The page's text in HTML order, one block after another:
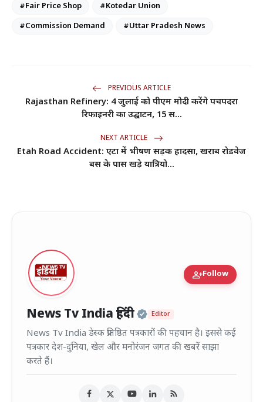
#Fair Price Shop
#Kotedar Union
#Commission Demand
#Uttar Pradesh News
PREVIOUS ARTICLE
Rajasthan Refinery: 4 जुलाई को पीएम मोदी करेंगे पचपदरा
रिफाइनरी का उद्घाटन, 15 स...
NEXT ARTICLE
Etah Road Accident: एटा में भीषण सड़क हादसा, खराब रोडवेज
बस के पास खड़े यात्रियो...
person_addFollow
News Tv India हिंदी Official | Verified
Editor
News Tv India डेस्क प्रतिष्ठित पत्रकारों की पहचान है। इससे कई
पत्रकार देश-दुनिया, खेल और मनोरंजन जगत की खबरें साझा
करते हैं।